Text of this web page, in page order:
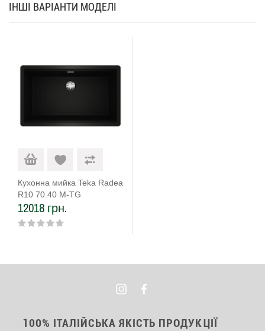
ІНШІ ВАРІАНТИ МОДЕЛІ
Кухонна мийка Teka Radea
R10 70.40 M-TG
(115230054) чорний
12018 грн.
100% ІТАЛІЙСЬКА ЯКІСТЬ ПРОДУКЦІЇ